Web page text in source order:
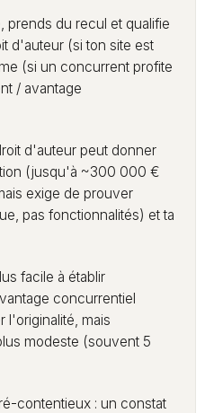
prends du recul et qualifie
d'auteur (si ton site est
(si un concurrent profite
/ avantage
d'auteur peut donner
(jusqu'à ~300 000 €
exige de prouver
pas fonctionnalités) et ta
facile à établir
concurrentiel
l'originalité, mais
modeste (souvent 5
contentieux : un constat